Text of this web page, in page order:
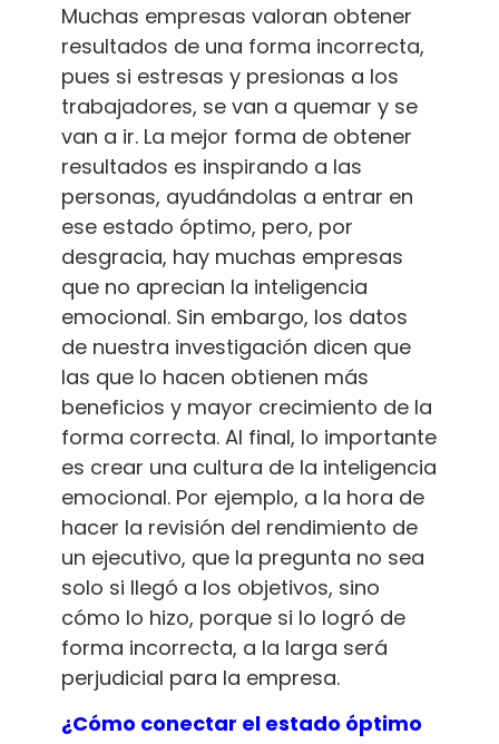
Muchas empresas valoran obtener
resultados de una forma incorrecta,
pues si estresas y presionas a los
trabajadores, se van a quemar y se
van a ir. La mejor forma de obtener
resultados es inspirando a las
personas, ayudándolas a entrar en
ese estado óptimo, pero, por
desgracia, hay muchas empresas
que no aprecian la inteligencia
emocional. Sin embargo, los datos
de nuestra investigación dicen que
las que lo hacen obtienen más
beneficios y mayor crecimiento de la
forma correcta. Al final, lo importante
es crear una cultura de la inteligencia
emocional. Por ejemplo, a la hora de
hacer la revisión del rendimiento de
un ejecutivo, que la pregunta no sea
solo si llegó a los objetivos, sino
cómo lo hizo, porque si lo logró de
forma incorrecta, a la larga será
perjudicial para la empresa.
¿Cómo conectar el estado óptimo